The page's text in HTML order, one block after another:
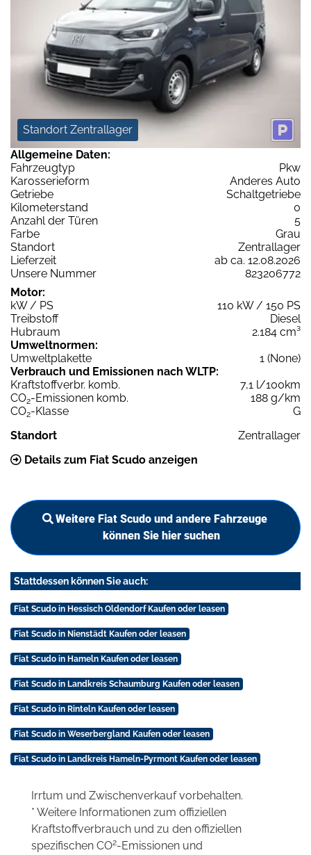
Standort Zentrallager
Allgemeine Daten:
Fahrzeugtyp
Pkw
Karosserieform
Anderes Auto
Getriebe
Schaltgetriebe
Kilometerstand
0
Anzahl der Türen
5
Farbe
Grau
Standort
Zentrallager
Lieferzeit
ab ca. 12.08.2026
Unsere Nummer
823206772
Motor:
kW / PS
110 kW / 150 PS
Treibstoff
Diesel
Hubraum
2.184 cm³
Umweltnormen:
Umweltplakette
1 (None)
Verbrauch und Emissionen nach WLTP:
Kraftstoffverbr. komb.
7,1 l/100km
CO2-Emissionen komb.
188 g/km
CO2-Klasse
G
Standort
Zentrallager
Details zum Fiat Scudo anzeigen
Weitere Fiat Scudo und andere Fahrzeuge
können Sie hier suchen
Stattdessen können Sie auch:
Fiat Scudo in Hessisch Oldendorf Kaufen oder leasen
Fiat Scudo in Nienstädt Kaufen oder leasen
Fiat Scudo in Hameln Kaufen oder leasen
Fiat Scudo in Landkreis Schaumburg Kaufen oder leasen
Fiat Scudo in Rinteln Kaufen oder leasen
Fiat Scudo in Weserbergland Kaufen oder leasen
Fiat Scudo in Landkreis Hameln-Pyrmont Kaufen oder leasen
Irrtum und Zwischenverkauf vorbehalten.
* Weitere Informationen zum offiziellen
Kraftstoffverbrauch und zu den offiziellen
spezifischen CO2-Emissionen und